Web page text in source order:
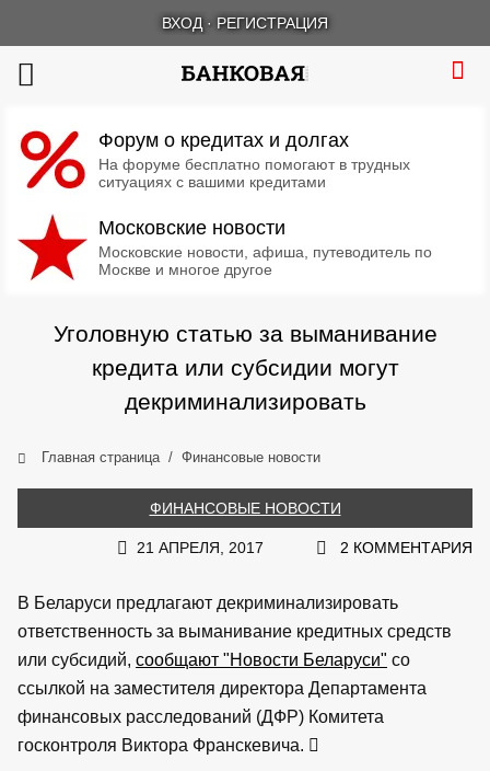
ВХОД · РЕГИСТРАЦИЯ
Форум о кредитах и долгах
На форуме бесплатно помогают в трудных
ситуациях с вашими кредитами
Московские новости
Московские новости, афиша, путеводитель по
Москве и многое другое
Уголовную статью за выманивание
кредита или субсидии могут
декриминализировать
Главная страница Финансовые новости
ФИНАНСОВЫЕ НОВОСТИ
21 АПРЕЛЯ, 2017 2 КОММЕНТАРИЯ
В Беларуси предлагают декриминализировать
ответственность за выманивание кредитных средств
или субсидий, сообщают "Новости Беларуси" со
ссылкой на заместителя директора Департамента
финансовых расследований (ДФР) Комитета
госконтроля Виктора Франскевича.